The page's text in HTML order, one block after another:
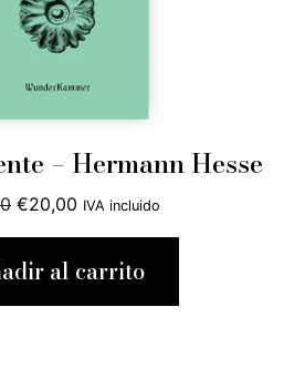
– Hermann Hesse
El
precio
original
€20,00 El
precio
actual
IVA incluido
al carrito